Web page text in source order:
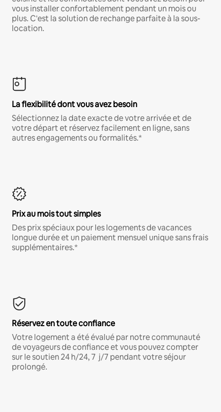
vous installer confortablement pendant un mois ou
plus. C'est la solution de rechange parfaite à la sous-
location.
La flexibilité dont vous avez besoin
Sélectionnez la date exacte de votre arrivée et de
votre départ et réservez facilement en ligne, sans
autres engagements ou formalités.*
Prix au mois tout simples
Des prix spéciaux pour les logements de vacances
longue durée et un paiement mensuel unique sans frais
supplémentaires.*
Réservez en toute confiance
Votre logement a été évalué par notre communauté
de voyageurs de confiance et vous pouvez compter
sur le soutien 24 h/24, 7 j/7 pendant votre séjour
prolongé.